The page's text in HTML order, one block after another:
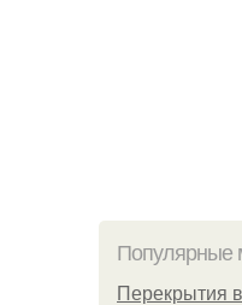
Популярные
Перекрытия